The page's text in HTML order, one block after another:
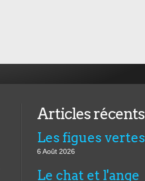
Articles récents
Les figues vertes
6 Août 2026
Le chat et l'ange